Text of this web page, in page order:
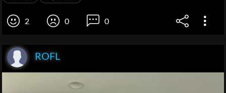
2 0 0
ROFL